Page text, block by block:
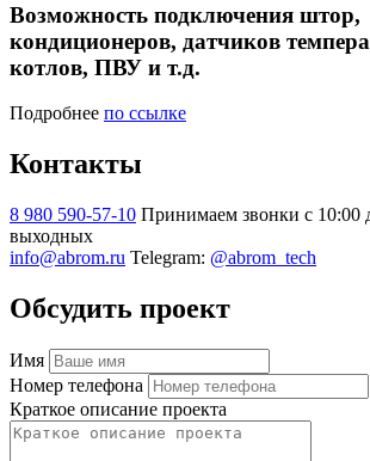
Возможность подключения штор,
кондиционеров, датчиков
котлов, ПВУ и т.д.
Подробнее по ссылке
Контакты
8 980 590-57-10 Принимаем звонки с 10:00
выходных
info@abrom.ru Telegram: @abrom_tech
Обсудить проект
Имя
Номер телефона
Краткое описание проекта